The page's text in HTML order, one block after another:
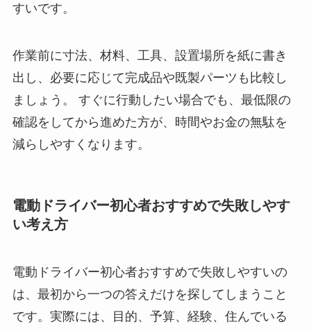
すいです。
作業前に寸法、材料、工具、設置場所を紙に書き
出し、必要に応じて完成品や既製パーツも比較し
ましょう。 すぐに行動したい場合でも、最低限の
確認をしてから進めた方が、時間やお金の無駄を
減らしやすくなります。
電動ドライバー初心者おすすめで失敗しやす
い考え方
電動ドライバー初心者おすすめで失敗しやすいの
は、最初から一つの答えだけを探してしまうこと
です。実際には、目的、予算、経験、住んでいる